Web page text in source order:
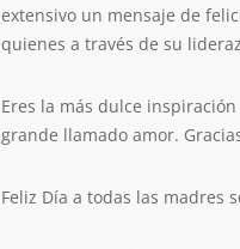
extensivo un mensaje de
quienes a través de su
Eres la más dulce
grande llamado amor.
Feliz Día a todas las madres